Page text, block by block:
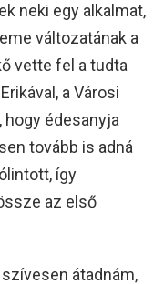
neki egy alkalmat,
változatának a
vette fel a tudta
a Városi
édesanyja
tovább is adná
így
az első
átadnám,